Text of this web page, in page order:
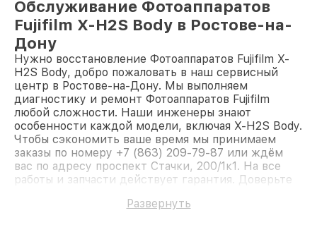
Обслуживание Фотоаппаратов
Fujifilm X-H2S Body в Ростове-на-
Дону
Нужно восстановление Фотоаппаратов Fujifilm X-
H2S Body, добро пожаловать в наш сервисный
центр в Ростове-на-Дону. Мы выполняем
диагностику и ремонт Фотоаппаратов Fujifilm
любой сложности. Наши инженеры знают
особенности каждой модели, включая X-H2S Body.
Чтобы сэкономить ваше время мы принимаем
заказы по номеру +7 (863) 209-79-87 или ждём
вас по адресу проспект Стачки, 200/1к1. На все
работы и запчасти действует гарантия. Доверьте
Развернуть